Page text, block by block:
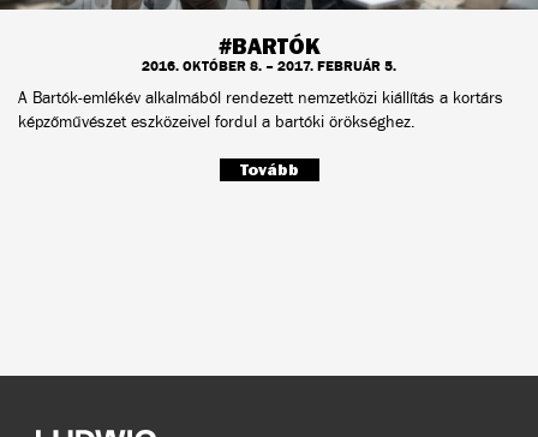
#BARTÓK
2016. OKTÓBER 8. – 2017. FEBRUÁR 5.
A Bartók-emlékév alkalmából rendezett nemzetközi kiállítás a kortárs
képzőművészet eszközeivel fordul a bartóki örökséghez.
Tovább